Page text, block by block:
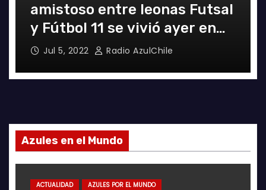
amistoso entre leonas Futsal
y Fútbol 11 se vivió ayer en
La Florida
Jul 5, 2022 Radio AzulChile
Azules en el Mundo
ACTUALIDAD AZULES POR EL MUNDO